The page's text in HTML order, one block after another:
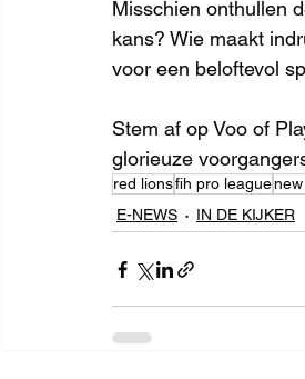
Misschien onthullen
kans? Wie maakt
voor een beloftevol
Stem af op Voo of
glorieuze
red lionsfih pro league
E-NEWS
IN DE KIJKER